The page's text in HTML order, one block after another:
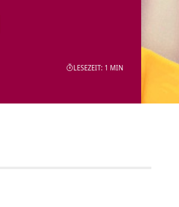
LESEZEIT: 1 MIN